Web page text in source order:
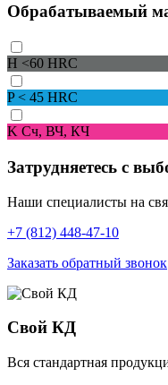
Обрабатываемый
H <60 HRC
P< 45 HRC
K Сч, ВЧ, КЧ
Затрудняетесь с
Наши специалисты на
+7 (812) 448-47-10
Заказать обратный звонок
Свой КД
Вся стандартная